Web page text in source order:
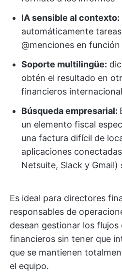
IA sensible al contexto:
automáticamente
@menciones en
Soporte multilingüe:
obtén el resultado en
financieros
Búsqueda empresarial:
un elemento fiscal
una factura difícil de
aplicaciones
Netsuite, Slack y Gmail)
Es ideal para directores
responsables de
desean gestionar los flujos
financieros sin tener que
que se mantienen
el equipo.